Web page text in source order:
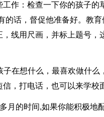
作：检查一下你的孩子的
话，督促他准备好。教
线用尺画，并标上题号，
在想什么，最喜欢做什
，打电话，也可以来学校
月的时间,如果你能积极地